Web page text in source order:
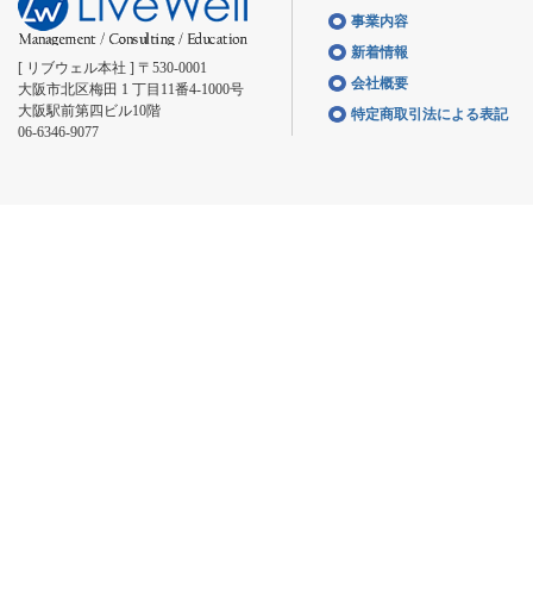
[ リブウェル本社 ] 〒530-0001
大阪市北区梅田 1 丁目11番4-1000号
大阪駅前第四ビル10階
06-6346-9077
事業内容
新着情報
会社概要
特定商取引法による表記